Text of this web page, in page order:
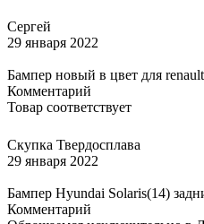
Сергей
29 января 2022
Бампер новый в цвет для
Комментарий
Товар соответствует
Скупка Твердосплава
29 января 2022
Бампер Hyundai Solaris(14)
Комментарий